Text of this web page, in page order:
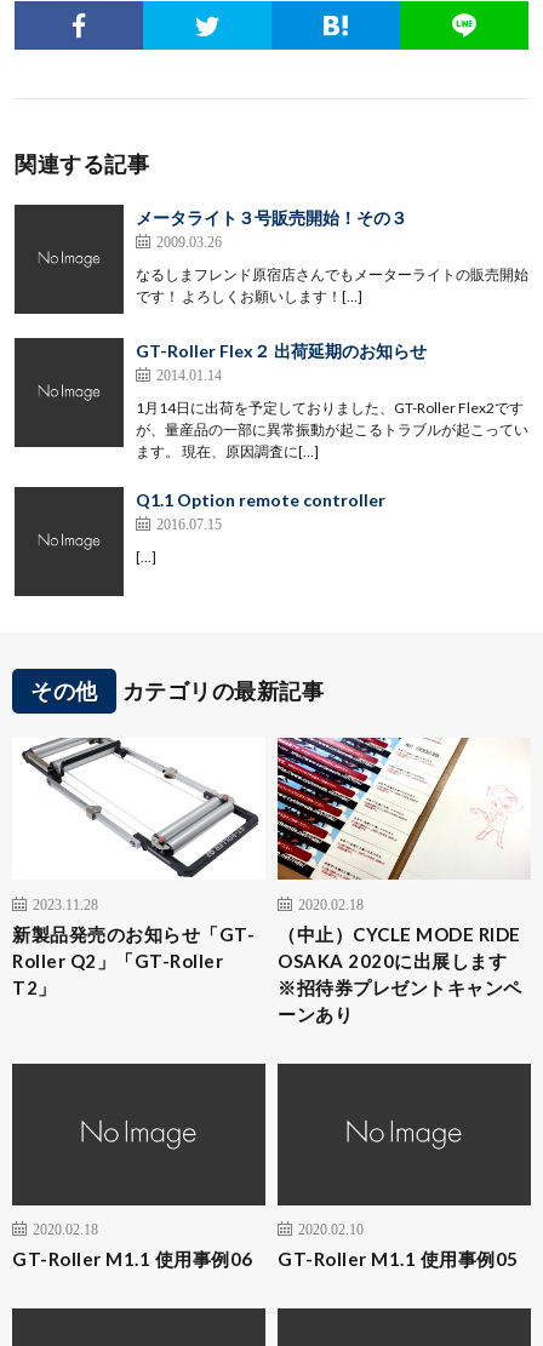
関連する記事
メータライト３号販売開始！その３
2009.03.26
なるしまフレンド原宿店さんでもメーターライトの販売開始
です！ よろしくお願いします！[…]
GT-Roller Flex２ 出荷延期のお知らせ
2014.01.14
1月14日に出荷を予定しておりました、GT-Roller Flex2です
が、量産品の一部に異常振動が起こるトラブルが起こってい
ます。 現在、原因調査に[…]
Q1.1 Option remote controller
2016.07.15
[…]
その他 カテゴリの最新記事
2023.11.28
新製品発売のお知らせ「GT-
Roller Q2」「GT-Roller
T2」
2020.02.18
（中止）CYCLE MODE RIDE
OSAKA 2020に出展します
※招待券プレゼントキャンペ
ーンあり
2020.02.18
GT-Roller M1.1 使用事例06
2020.02.10
GT-Roller M1.1 使用事例05